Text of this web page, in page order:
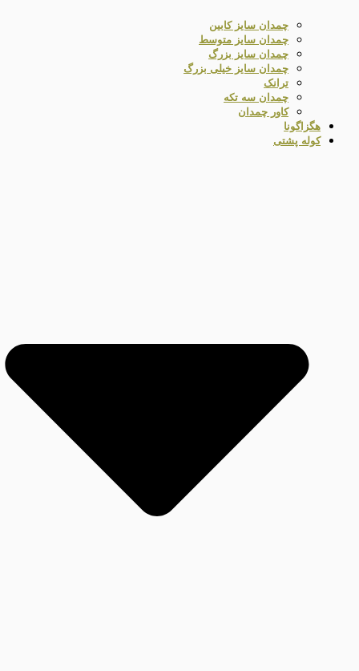
چمدان سایز کابین
چمدان سایز متوسط
چمدان سایز بزرگ
چمدان سایز خیلی بزرگ
ترانک
چمدان سه تکه
کاور چمدان
هگزاگونا
کوله پشتی